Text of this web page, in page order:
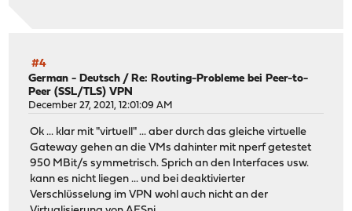
#4
German - Deutsch /Re: Routing-Probleme bei Peer-to-
Peer (SSL/TLS) VPN
December 27, 2021, 12:01:09 AM
Ok ... klar mit "virtuell" ... aber durch das gleiche virtuelle
Gateway gehen an die VMs dahinter mit nperf getestet
950 MBit/s symmetrisch. Sprich an den Interfaces usw.
kann es nicht liegen ... und bei deaktivierter
Verschlüsselung im VPN wohl auch nicht an der